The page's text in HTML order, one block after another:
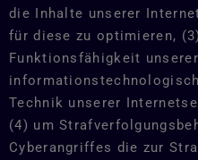
die Inhalte unserer
für diese zu optimieren,
Funktionsfähigkeit unserer
Technik unserer
(4) um
Cyberangriffes die zur